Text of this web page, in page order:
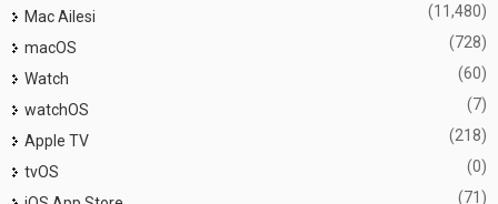
Mac Ailesi (11,480)
macOS (728)
Watch (60)
watchOS (7)
Apple TV (218)
tvOS (0)
(71)